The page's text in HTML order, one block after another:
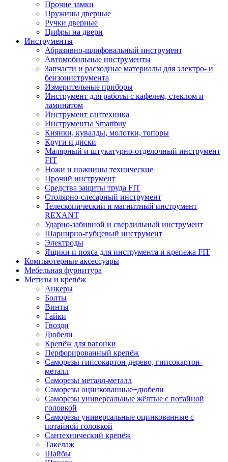
Прочие замки
Пружины дверные
Ручки дверные
Цифры на двери
Инструменты
Абразивно-шлифовальный инструмент
Автомобильные инструменты
Запчасти и расходные материалы для электро- и
бензоинструмента
Измерительные приборы
Инструмент для работы с кафелем, стеклом и
ламинатом
Инструмент сантехника
Инструменты Smartbuy
Киянки, кувалды, молотки, топоры
Круги и диски
Малярный и штукатурно-отделочный инструмент
FIT
Ножи и ножницы технические
Прочий инструмент
Средства защиты труда FIT
Столярно-слесарный инструмент
Телескопический и магнитный инструмент
REXANT
Ударно-забивной и сверлильный инструмент
Шарнирно-губцевый инструмент
Электроды
Ящики и пояса для инструмента и крепежа FIT
Компьютерные аксессуары
Мебельная фурнитура
Метизы и крепёж
Анкеры
Болты
Винты
Гайки
Гвозди
Дюбели
Крепёж для вагонки
Перфорированный крепёж
Саморезы гипсокартон-дерево, гипсокартон-
металл
Саморезы металл-металл
Саморезы оцинкованные+дюбели
Саморезы универсальные жёлтые с потайной
головкой
Саморезы универсальные оцинкованные с
потайной головкой
Сантехнический крепёж
Такелаж
Шайбы